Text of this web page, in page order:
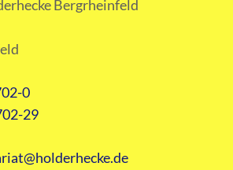
Bergrheinfeld
0
29